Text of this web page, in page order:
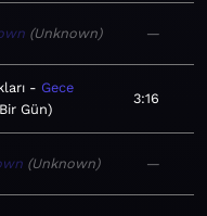
Unknown —
Gece
Gün
3:16
Unknown —